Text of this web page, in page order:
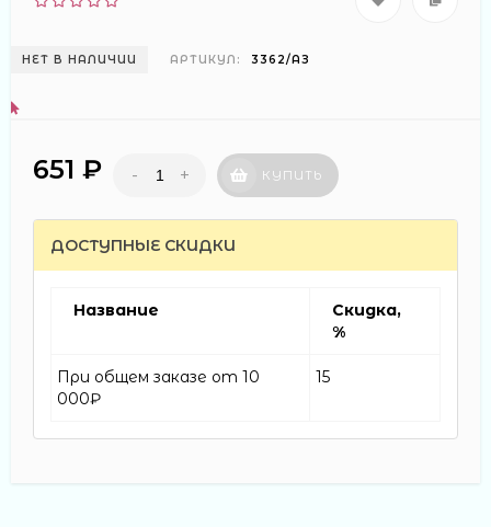
НЕТ В НАЛИЧИИ АРТИКУЛ: 3362/АЗ
651 ₽ - + КУПИТЬ
ДОСТУПНЫЕ СКИДКИ
Название
Скидка,
%
При общем заказе от 10
000₽
15